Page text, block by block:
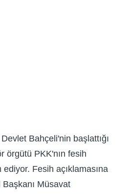
Bahçeli'nin başlattığı
örgütü PKK'nın fesih
ediyor. Fesih açıklamasına
Müsavat